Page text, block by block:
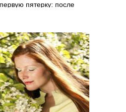
пятерку: после